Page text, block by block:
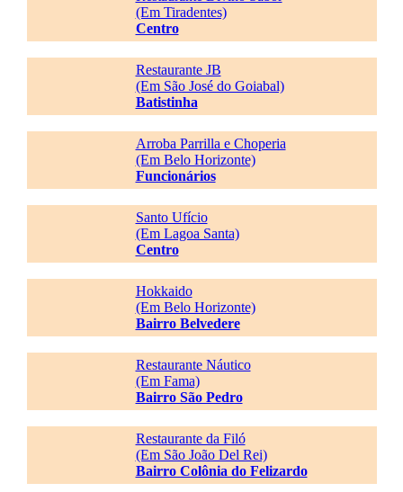
(Em Tiradentes)
Centro
Restaurante JB
(Em São José do Goiabal)
Batistinha
Arroba Parrilla e Choperia
(Em Belo Horizonte)
Funcionários
Santo Ufício
(Em Lagoa Santa)
Centro
Hokkaido
(Em Belo Horizonte)
Bairro Belvedere
Restaurante Náutico
(Em Fama)
Bairro São Pedro
Restaurante da Filó
(Em São João Del Rei)
Bairro Colônia do Felizardo